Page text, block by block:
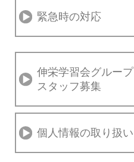
緊急時の対応
伸栄学習会グループ
スタッフ募集
個人情報の取り扱い